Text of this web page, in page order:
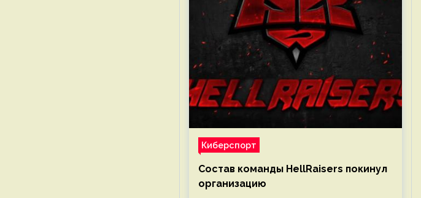
Киберспорт
Состав команды HellRaisers покинул
организацию